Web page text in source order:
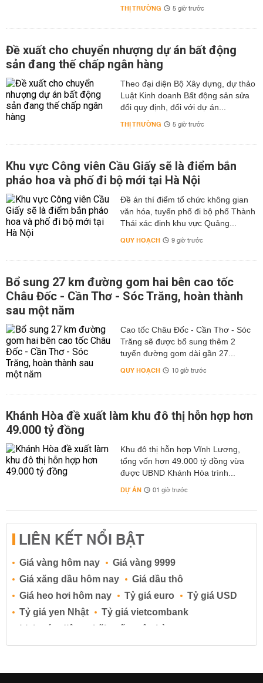
THỊ TRƯỜNG 5 giờ trước
Đề xuất cho chuyển nhượng dự án bất động
sản đang thế chấp ngân hàng
Theo đại diện Bộ Xây dựng, dự thảo
Luật Kinh doanh Bất động sản sửa
đổi quy định, đối với dự án...
THỊ TRƯỜNG 5 giờ trước
Khu vực Công viên Cầu Giấy sẽ là điểm bắn
pháo hoa và phố đi bộ mới tại Hà Nội
Đề án thí điểm tổ chức không gian
văn hóa, tuyến phố đi bộ phố Thành
Thái xác định khu vực Quảng...
QUY HOẠCH 9 giờ trước
Bổ sung 27 km đường gom hai bên cao tốc
Châu Đốc - Cần Thơ - Sóc Trăng, hoàn thành
sau một năm
Cao tốc Châu Đốc - Cần Thơ - Sóc
Trăng sẽ được bổ sung thêm 2
tuyến đường gom dài gần 27...
QUY HOẠCH 10 giờ trước
Khánh Hòa đề xuất làm khu đô thị hỗn hợp hơn
49.000 tỷ đồng
Khu đô thị hỗn hợp Vĩnh Lương,
tổng vốn hơn 49.000 tỷ đồng vừa
được UBND Khánh Hòa trình...
DỰ ÁN 01 giờ trước
LIÊN KẾT NỔI BẬT
Giá vàng hôm nay
Giá vàng 9999
Giá xăng dầu hôm nay
Giá dầu thô
Giá heo hơi hôm nay
Tỷ giá euro
Tỷ giá USD
Tỷ giá yen Nhật
Tỷ giá vietcombank
Lịch cúp điện
Lãi suất ngân hàng
Lãi suất tiết kiệm
Lãi suất tiền gửi